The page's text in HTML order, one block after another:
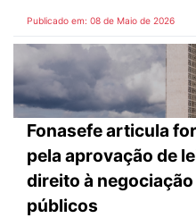
Publicado em: 08 de Maio de 2026
Fonasefe articula
pela aprovação de
direito à
públicos